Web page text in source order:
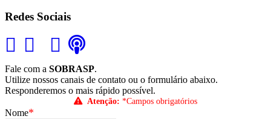
Redes Sociais
Fale com a SOBRASP.
Utilize nossos canais de contato ou o formulário abaixo.
Responderemos o mais rápido possível.
Atenção: *Campos obrigatórios
Nome*